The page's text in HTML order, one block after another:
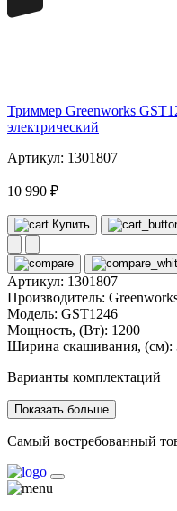
Триммер Greenworks
электрический
Артикул: 1301807
10 990 ₽
Купить
Артикул: 1301807
Производитель:
Модель: GST1246
Мощность, (Вт): 1200
Ширина скашивания, (см):
Варианты комплектаций
Показать больше
Самый востребованный